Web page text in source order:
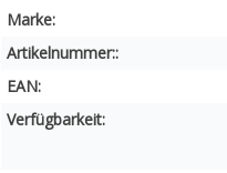
Marke:
Artikelnummer::
EAN:
Verfügbarkeit: